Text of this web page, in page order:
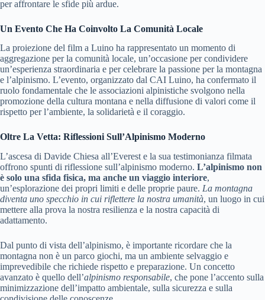
per affrontare le sfide più ardue.
Un Evento Che Ha Coinvolto La Comunità Locale
La proiezione del film a Luino ha rappresentato un momento di
aggregazione per la comunità locale, un’occasione per condividere
un’esperienza straordinaria e per celebrare la passione per la montagna
e l’alpinismo. L’evento, organizzato dal CAI Luino, ha confermato il
ruolo fondamentale che le associazioni alpinistiche svolgono nella
promozione della cultura montana e nella diffusione di valori come il
rispetto per l’ambiente, la solidarietà e il coraggio.
Oltre La Vetta: Riflessioni Sull’Alpinismo Moderno
L’ascesa di Davide Chiesa all’Everest e la sua testimonianza filmata
offrono spunti di riflessione sull’alpinismo moderno. L’alpinismo non
è solo una sfida fisica, ma anche un viaggio interiore,
un’esplorazione dei propri limiti e delle proprie paure. La montagna
diventa uno specchio in cui riflettere la nostra umanità, un luogo in cui
mettere alla prova la nostra resilienza e la nostra capacità di
adattamento.
Dal punto di vista dell’alpinismo, è importante ricordare che la
montagna non è un parco giochi, ma un ambiente selvaggio e
imprevedibile che richiede rispetto e preparazione. Un concetto
avanzato è quello dell’alpinismo responsabile, che pone l’accento sulla
minimizzazione dell’impatto ambientale, sulla sicurezza e sulla